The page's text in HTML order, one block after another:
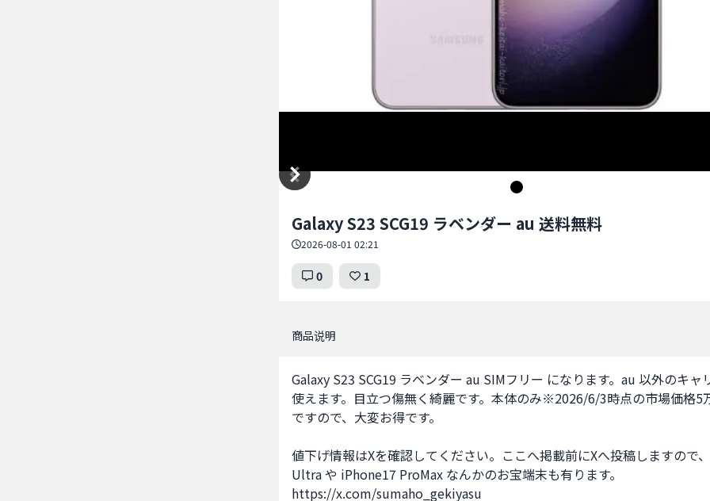
Galaxy S23 SCG19 ラベンダー au 送料無料
2026-08-01 02:21
0 1
商品说明
Galaxy S23 SCG19 ラベンダー au SIMフリー になります。au 以外のキャ
使えます。目立つ傷無く綺麗です。本体のみ※2026/6/3時点の市場価格5
ですので、大変お得です。
値下げ情報はXを確認してください。ここへ掲載前にXへ投稿しますので
Ultra や iPhone17 ProMax なんかのお宝端末も有ります。
https://x.com/sumaho_gekiyasu